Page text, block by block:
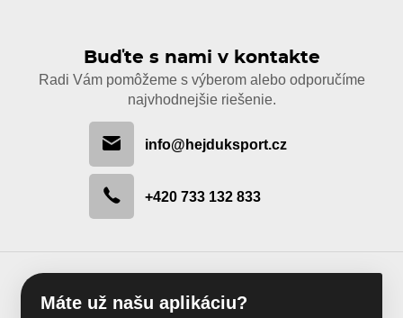
Buďte s nami v kontakte
Radi Vám pomôžeme s výberom alebo odporučíme
najvhodnejšie riešenie.
info@hejduksport.cz
+420 733 132 833
Máte už našu aplikáciu?